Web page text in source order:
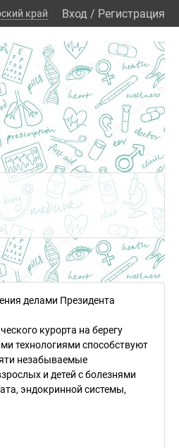
край Вход / Регистрация
делами Президента
курорта на берегу
технологиями способствуют
незабываемые
и детей с болезнями
эндокринной системы,